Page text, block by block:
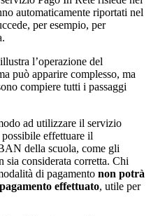
automaticamente riportati nel
per esempio, per
l’operazione del
può apparire complesso, ma
compiere tutti i passaggi
ad utilizzare il servizio
effettuare il
della scuola, come gli
sia considerata corretta. Chi
di pagamento non potrà
effettuato, utile per